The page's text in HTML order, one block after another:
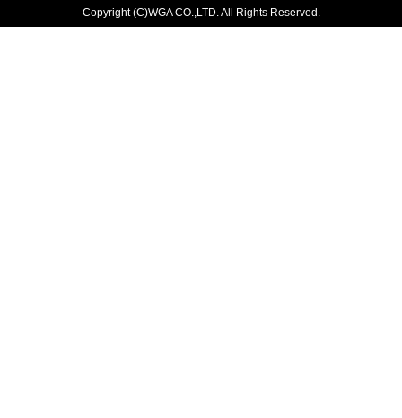
Copyright (C)WGA CO.,LTD. All Rights Reserved.